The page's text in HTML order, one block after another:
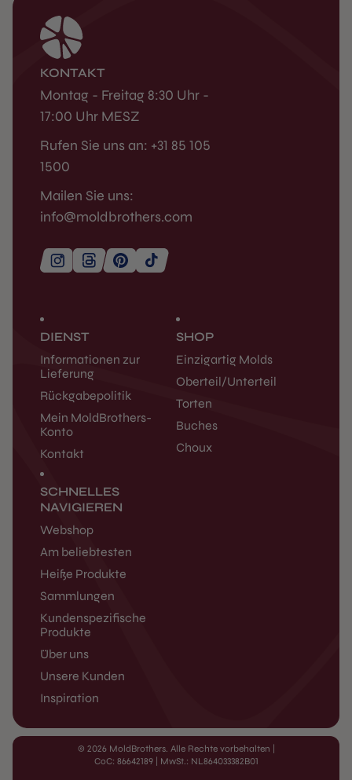
DIENST
Informationen zur
Lieferung
Rückgabepolitik
Mein MoldBrothers-
Konto
Kontakt
SHOP
Einzigartig Molds
Oberteil/Unterteil
Torten
Buches
Choux
SCHNELLES
NAVIGIEREN
Webshop
Am beliebtesten
Heiße Produkte
Sammlungen
Kundenspezifische
Produkte
Über uns
Unsere Kunden
Inspiration
KONTAKT
Montag - Freitag 8:30 Uhr -
17:00 Uhr MESZ
Rufen Sie uns an: +31 85 105
1500
Mailen Sie uns:
info@moldbrothers.com
© 2026 MoldBrothers. Alle Rechte vorbehalten
CoC: 86642189 | MwSt.: NL864033382B01